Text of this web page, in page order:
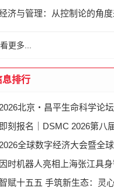
济与管理：从控制论的角
更多...
息排行
2026北京・昌平生命科学论
全国医药工业信息年会在京
即刻报名｜DSMC 2026第八
业&新能源数智峰会全新启程
2026全球数字经济大会暨全
性经济AI论坛在京隆重召开
因时机器人亮相上海张江具
者大会
赋十五五 手筑新生态：灵